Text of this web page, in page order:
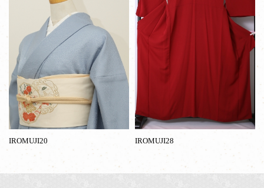
IROMUJI20 IROMUJI28